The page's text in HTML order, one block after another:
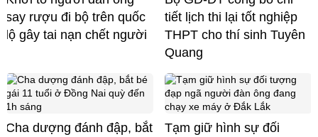
say rượu đi bộ trên quốc
lộ gây tai nạn chết người
tiết lịch thi lại tốt nghiệp
THPT cho thí sinh Tuyên
Quang
Cha dượng đánh đập, bắt
Tạm giữ hình sự đối